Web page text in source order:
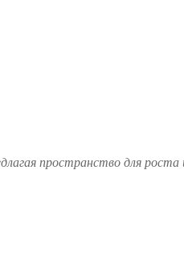
пространство для